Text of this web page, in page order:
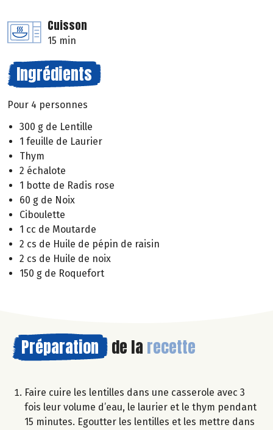
Cuisson
15 min
Ingrédients
Pour 4 personnes
300 g de Lentille
1 feuille de Laurier
Thym
2 échalote
1 botte de Radis rose
60 g de Noix
Ciboulette
1 cc de Moutarde
2 cs de Huile de pépin de raisin
2 cs de Huile de noix
150 g de Roquefort
Préparation de la recette
Faire cuire les lentilles dans une casserole avec 3
fois leur volume d’eau, le laurier et le thym pendant
15 minutes. Egoutter les lentilles et les mettre dans